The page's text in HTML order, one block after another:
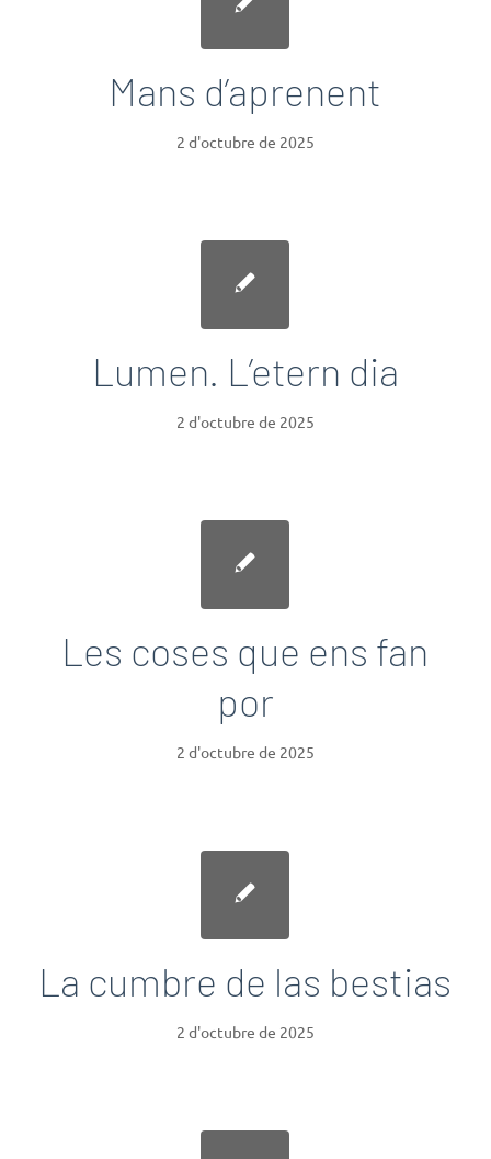
Mans d’aprenent
2 d'octubre de 2025
Lumen. L’etern dia
2 d'octubre de 2025
Les coses que ens fan
por
2 d'octubre de 2025
La cumbre de las bestias
2 d'octubre de 2025